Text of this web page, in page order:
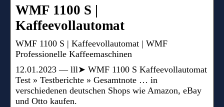
WMF 1100 S |
Kaffeevollautomat
WMF 1100 S | Kaffeevollautomat | WMF
Professionelle Kaffeemaschinen
12.01.2023 — lll➤ WMF 1100 S Kaffeevollautomat
Test » Testberichte » Gesamtnote … in
verschiedenen deutschen Shops wie Amazon, eBay
und Otto kaufen.